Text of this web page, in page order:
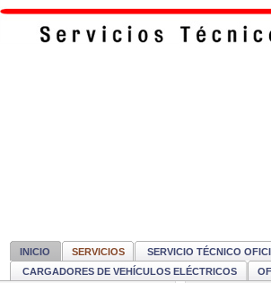
INICIO SERVICIOS SERVICIO TÉCNICO
CARGADORES DE VEHÍCULOS ELÉCTRICOS